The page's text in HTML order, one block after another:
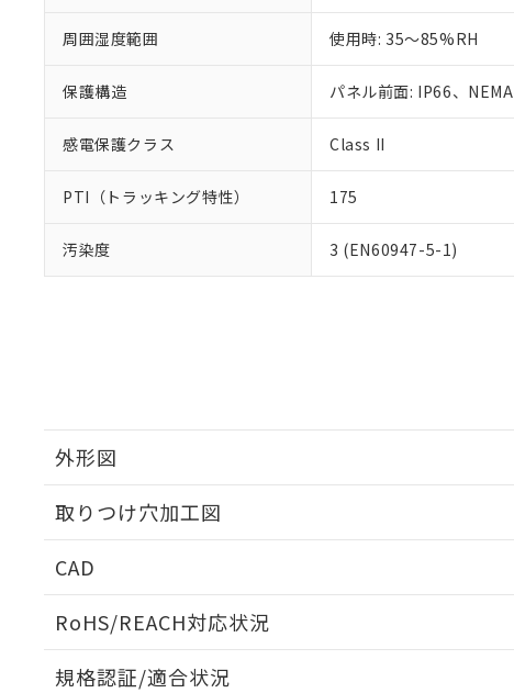
周囲湿度範囲 使用時: 35～85%RH
保護構造 パネル前面: IP66、
感電保護クラス Class II
PTI（トラッキング特性） 175
汚染度 3 (EN60947-5-1)
外形図
取りつけ穴加工図
CAD
RoHS/REACH対応状況
規格認証/適合状況